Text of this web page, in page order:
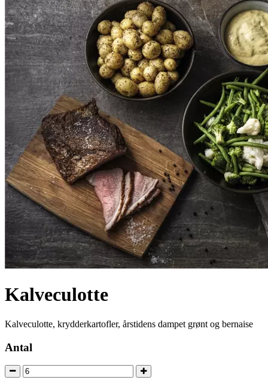
Kalveculotte
Kalveculotte, krydderkartofler, årstidens dampet grønt og bernaise
Antal